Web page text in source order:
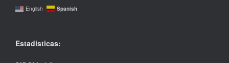
English Spanish
Estadísticas: